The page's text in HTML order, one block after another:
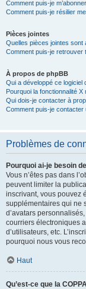
Comment puis-je
Comment puis-je résilier
Pièces jointes
Quelles pièces jointes
Comment puis-je retrouver
À propos de phpBB
Qui a développé ce logiciel
Pourquoi la fonctionnalité X
Qui dois-je contacter à
Comment puis-je
Problèmes de
Pourquoi ai-je besoin
Vous n’êtes pas dans
peuvent limiter la
inscrivant, vous pouvez
supplémentaires qui ne
d’avatars
courriers électroniques
d’utilisateurs, etc.
pourquoi nous vous
Haut
Qu’est-ce que la